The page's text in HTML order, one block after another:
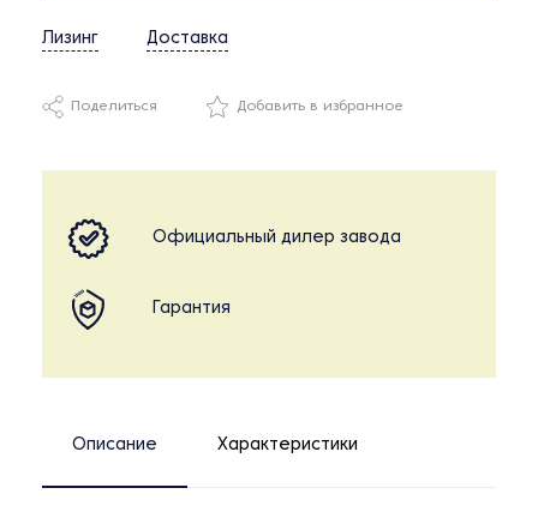
Лизинг Доставка
Поделиться Добавить в избранное
Официальный дилер завода
Гарантия
Описание Характеристики